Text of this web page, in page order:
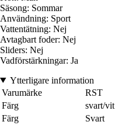
Säsong: Sommar
Användning: Sport
Vattentätning: Nej
Avtagbart foder: Nej
Sliders: Nej
Vadförstärkningar: Ja
Ytterligare information
Varumärke
RST
Färg
svart/vit
Färg
Svart